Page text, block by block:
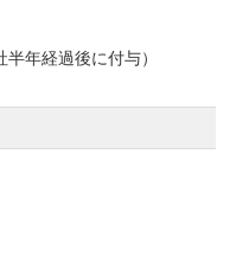
年経過後に付与）